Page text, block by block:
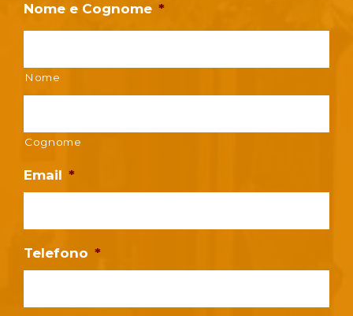
Nome e Cognome *
Nome
Cognome
Email *
Telefono *